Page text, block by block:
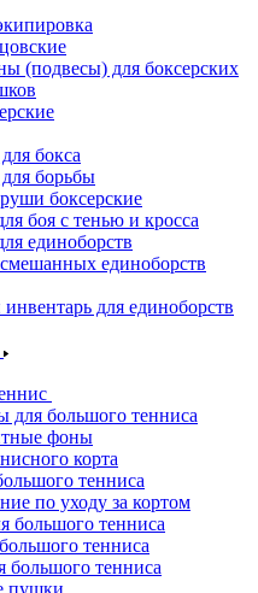
(подвесы) для боксерских
бокса
борьбы
боксерские
боя с тенью и кросса
единоборств
единоборств
для единоборств
для большого тенниса
фоны
корта
тенниса
по уходу за кортом
большого тенниса
тенниса
большого тенниса
пушки